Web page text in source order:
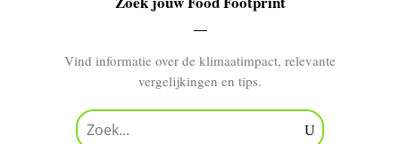
Vind informatie over de klimaatimpact, relevante
vergelijkingen en tips.